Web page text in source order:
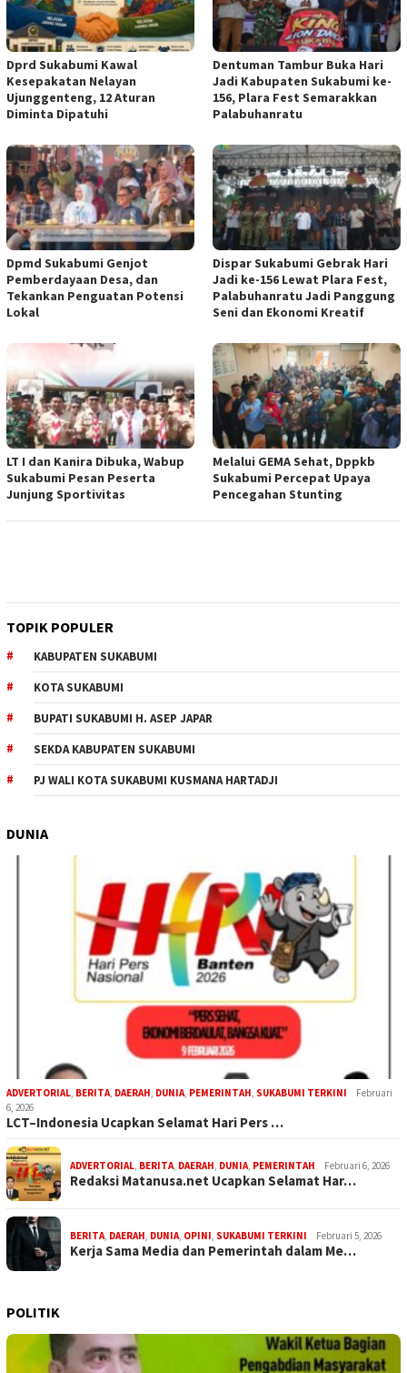
Dprd Sukabumi Kawal
Kesepakatan Nelayan
Ujunggenteng, 12 Aturan
Diminta Dipatuhi
Dentuman Tambur Buka Hari
Jadi Kabupaten Sukabumi ke-
156, Plara Fest Semarakkan
Palabuhanratu
Dpmd Sukabumi Genjot
Pemberdayaan Desa, dan
Tekankan Penguatan Potensi
Lokal
Dispar Sukabumi Gebrak Hari
Jadi ke-156 Lewat Plara Fest,
Palabuhanratu Jadi Panggung
Seni dan Ekonomi Kreatif
LT I dan Kanira Dibuka, Wabup
Sukabumi Pesan Peserta
Junjung Sportivitas
Melalui GEMA Sehat, Dppkb
Sukabumi Percepat Upaya
Pencegahan Stunting
TOPIK POPULER
KABUPATEN SUKABUMI
KOTA SUKABUMI
BUPATI SUKABUMI H. ASEP JAPAR
SEKDA KABUPATEN SUKABUMI
PJ WALI KOTA SUKABUMI KUSMANA HARTADJI
DUNIA
ADVERTORIAL BERITA DAERAH DUNIA PEMERINTAH SUKABUMI TERKINI
Februari
6, 2026
LCT–Indonesia Ucapkan Selamat Hari Pers …
ADVERTORIAL BERITA DAERAH DUNIA PEMERINTAH Februari 6, 2026
Redaksi Matanusa.net Ucapkan Selamat Har…
BERITA DAERAH DUNIA OPINI SUKABUMI TERKINI Februari 5, 2026
Kerja Sama Media dan Pemerintah dalam Me…
POLITIK